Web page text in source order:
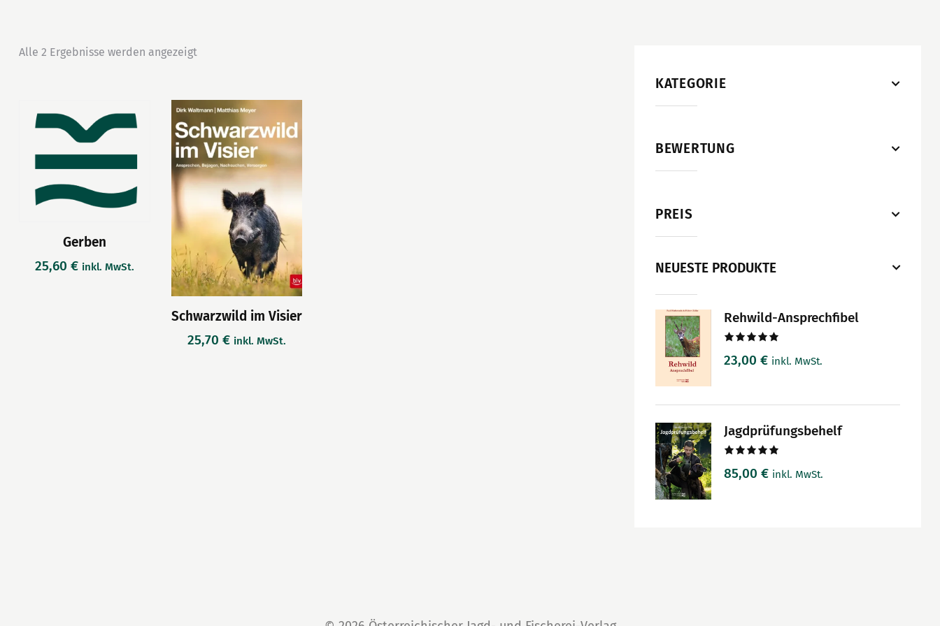
Alle 2 Ergebnisse werden angezeigt
Gerben
25,60 € inkl. MwSt.
Schwarzwild im Visier
25,70 € inkl. MwSt.
KATEGORIE
BEWERTUNG
PREIS
NEUESTE PRODUKTE
Rehwild-Ansprechfibel
mit5.00
23,00 € inkl. MwSt.
Jagdprüfungsbehelf
mit5.00
85,00 € inkl. MwSt.